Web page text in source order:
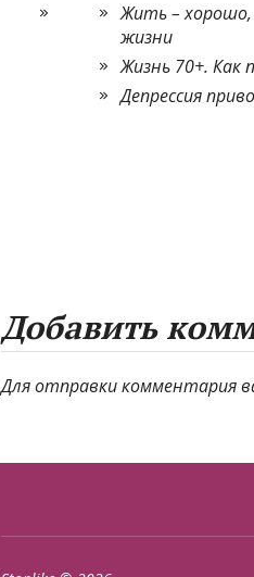
Жить –
жизни
Жизнь 70+. Как
Депрессия
Добавить
Для отправки комментария